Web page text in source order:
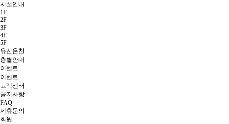
시설안내
1F
2F
3F
4F
5F
유산온천
층별안내
이벤트
이벤트
고객센터
공지사항
FAQ
제휴문의
회원